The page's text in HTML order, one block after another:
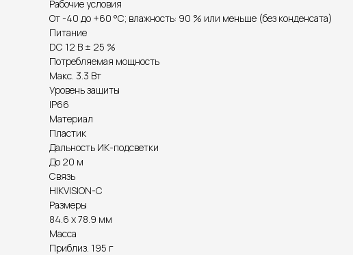
Рабочие условия
От -40 до +60 °C; влажность: 90 % или меньше (без конденсата)
Питание
DС 12 В ± 25 %
Потребляемая мощность
Макс. 3.3 Вт
Уровень защиты
IP66
Материал
Пластик
Дальность ИК-подсветки
До 20 м
Связь
HIKVISION-C
Размеры
84.6 x 78.9 мм
Масса
Приблиз. 195 г